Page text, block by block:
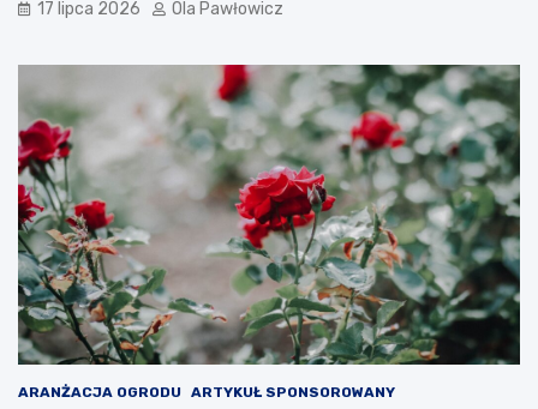
17 lipca 2026 Ola Pawłowicz
ARANŻACJA OGRODU ARTYKUŁ SPONSOROWANY